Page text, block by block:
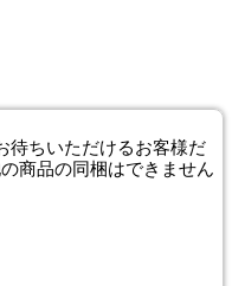
待ちいただけるお客様だ
商品の同梱はできません